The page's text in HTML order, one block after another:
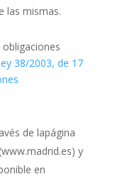
las mismas.
38/2003, de 17
de lapágina
y
en